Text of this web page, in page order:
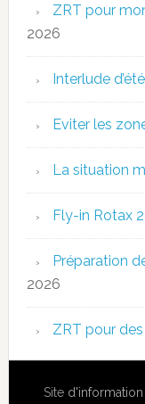
ZRT pour
2026
Interlude d’été
Eviter les
La situation
Fly-in Rotax
Préparation
2026
ZRT pour
Site